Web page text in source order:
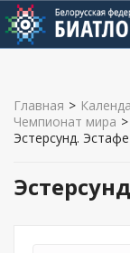
Главная >
Чемпионат мира >
Эстерсунд.